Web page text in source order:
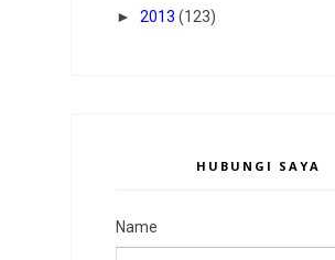
► 2013 (123)
HUBUNGI SAYA
Name